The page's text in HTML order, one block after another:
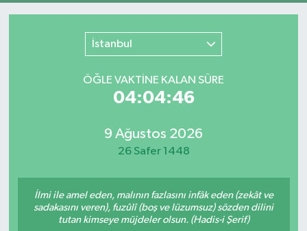
İstanbul
ÖĞLE VAKTİNE KALAN SÜRE
04:04:46
9 Ağustos 2026
26 Safer 1448
İlmi ile amel eden, malının fazlasını infâk eden (zekât ve
sadakasını veren), fuzûlî (boş ve lüzumsuz) sözden dilini
tutan kimseye müjdeler olsun. (Hadis-i Şerif)
Sağlık
Tüm Manşetler
Son Dakika Haberleri